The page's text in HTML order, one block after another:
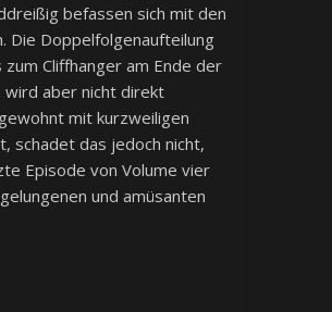
befassen sich mit den
Die Doppelfolgenaufteilung
Cliffhanger am Ende der
wird aber nicht direkt
mit kurzweiligen
schadet das jedoch nicht,
Episode von Volume vier
und amüsanten